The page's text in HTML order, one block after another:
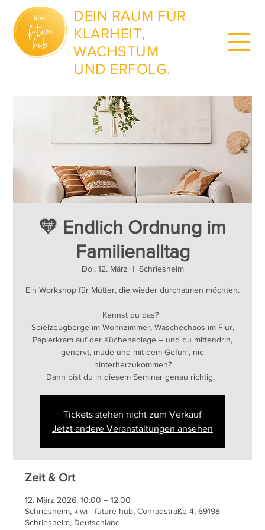
DEIN RAUM FÜR
KLARHEIT,
WACHSTUM
UND ERFOLG.
💛 Endlich Ordnung im
Familienalltag
Do., 12. März
  |
Schriesheim
Ein Workshop für Mütter, die wieder durchatmen möchten.
Kennst du das?
Spielzeugberge im Wohnzimmer, Wäschechaos im Flur,
Papierkram auf der Küchenablage – und du mittendrin,
genervt, müde und mit dem Gefühl, nie
hinterherzukommen?
Dann bist du in diesem Seminar genau richtig.
Tickets stehen nicht zum Verkauf
Jetzt andere Veranstaltungen ansehen
Zeit & Ort
12. März 2026, 10:00 – 12:00
Schriesheim, kiwi - future hub, Conradstraße 4, 69198
Schriesheim, Deutschland